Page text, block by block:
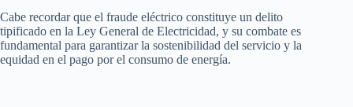
Cabe recordar que el fraude eléctrico constituye un delito
tipificado en la Ley General de Electricidad, y su combate es
fundamental para garantizar la sostenibilidad del servicio y la
equidad en el pago por el consumo de energía.